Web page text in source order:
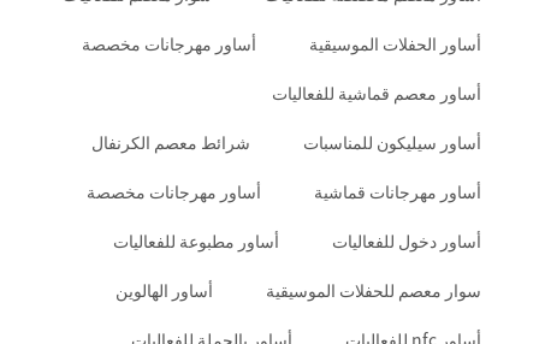
أساور الحفلات الموسيقية أساور مهرجانات مخصصة
أساور معصم قماشية للفعاليات
أساور سيليكون للمناسبات شرائط معصم الكرنفال
أساور مهرجانات قماشية أساور مهرجانات مخصصة
أساور دخول للفعاليات أساور مطبوعة للفعاليات
سوار معصم للحفلات الموسيقية أساور الهالوين